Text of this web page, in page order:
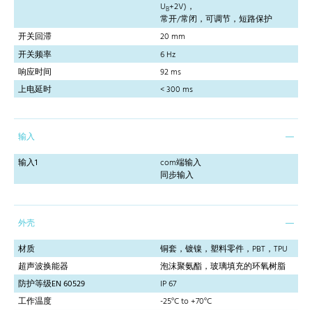
UB+2V)，
常开/常闭，可调节，短路保护
开关回滞
20 mm
开关频率
6 Hz
响应时间
92 ms
上电延时
< 300 ms
输入
输入1
com端输入
同步输入
外壳
材质
铜套，镀镍，塑料零件，PBT，TPU
超声波换能器
泡沫聚氨酯，玻璃填充的环氧树脂
防护等级EN 60529
IP 67
工作温度
-25°C to +70°C